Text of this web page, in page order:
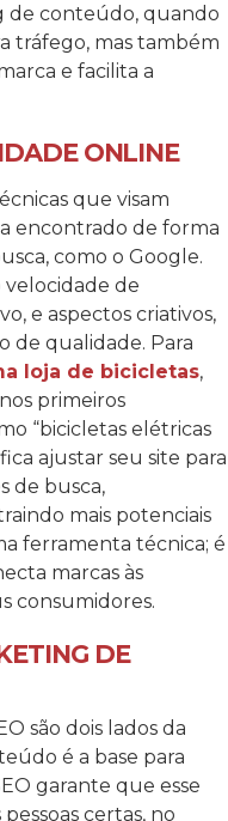
de conteúdo, quando
tráfego, mas também
e facilita a
ONLINE
que visam
encontrado de forma
como o Google.
velocidade de
e aspectos criativos,
de qualidade. Para
loja de bicicletas,
primeiros
“bicicletas elétricas
ajustar seu site para
de busca,
mais potenciais
ferramenta técnica; é
marcas às
consumidores.
DE
são dois lados da
é a base para
garante que esse
certas, no